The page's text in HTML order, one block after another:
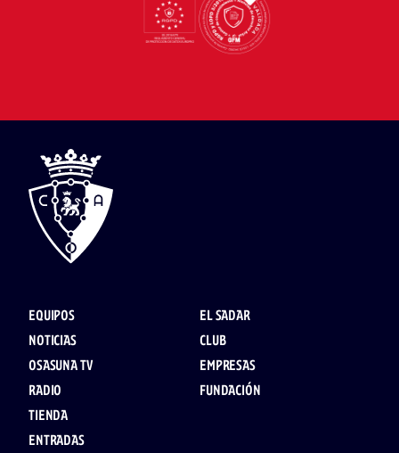
EQUIPOS
NOTICIAS
OSASUNA TV
RADIO
TIENDA
ENTRADAS
EL SADAR
CLUB
EMPRESAS
FUNDACIÓN